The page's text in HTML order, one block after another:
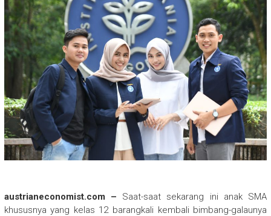
austrianeconomist.com – Saat-saat sekarang ini anak SMA
khususnya yang kelas 12 barangkali kembali bimbang-galaunya